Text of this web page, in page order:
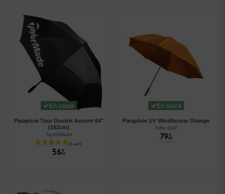
En stock
Parapluie Tour Double Auvent 64"
(162cm)
TaylorMade
56 €
00
En stock
Parapluie UV Windbuster Orange
Kiffe Golf
79 €
00